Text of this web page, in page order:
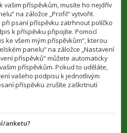
vašim příspěvkům, musíte ho nejdřív
na záložce „Profil“ vytvořit.
při psaní příspěvku zatrhnout políčko
k příspěvku připojíte. Pomocí
ke všem mým příspěvkům“, kterou
panelu“ na záložce „Nastavení
příspěvků“ můžete automaticky
příspěvkům. Pokud to uděláte,
vašeho podpisu k jednotlivým
příspěvku zrušíte zaškrtnutí
anketu?